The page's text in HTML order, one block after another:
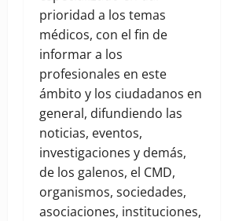
prioridad a los temas
médicos, con el fin de
informar a los
profesionales en este
ámbito y los ciudadanos en
general, difundiendo las
noticias, eventos,
investigaciones y demás,
de los galenos, el CMD,
organismos, sociedades,
asociaciones, instituciones,